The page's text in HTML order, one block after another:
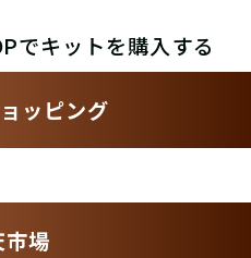
でキットを購入する
ッピング
場